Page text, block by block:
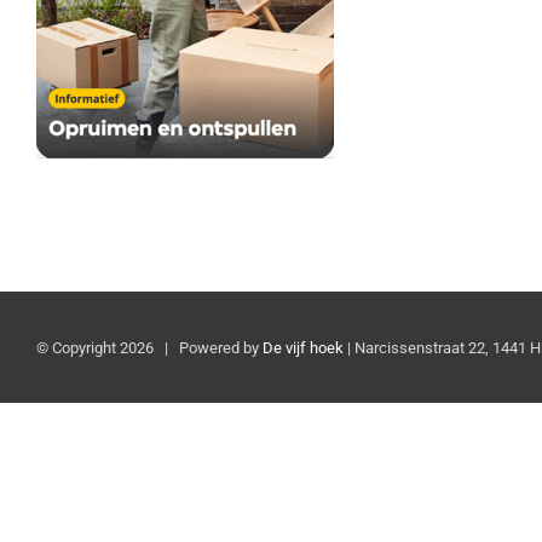
© Copyright 2026 | Powered by De vijf hoek | Narcissenstraat 22, 1441